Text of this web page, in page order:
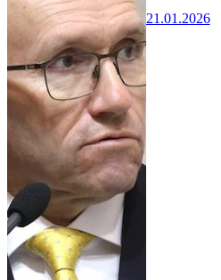
21.01.2026